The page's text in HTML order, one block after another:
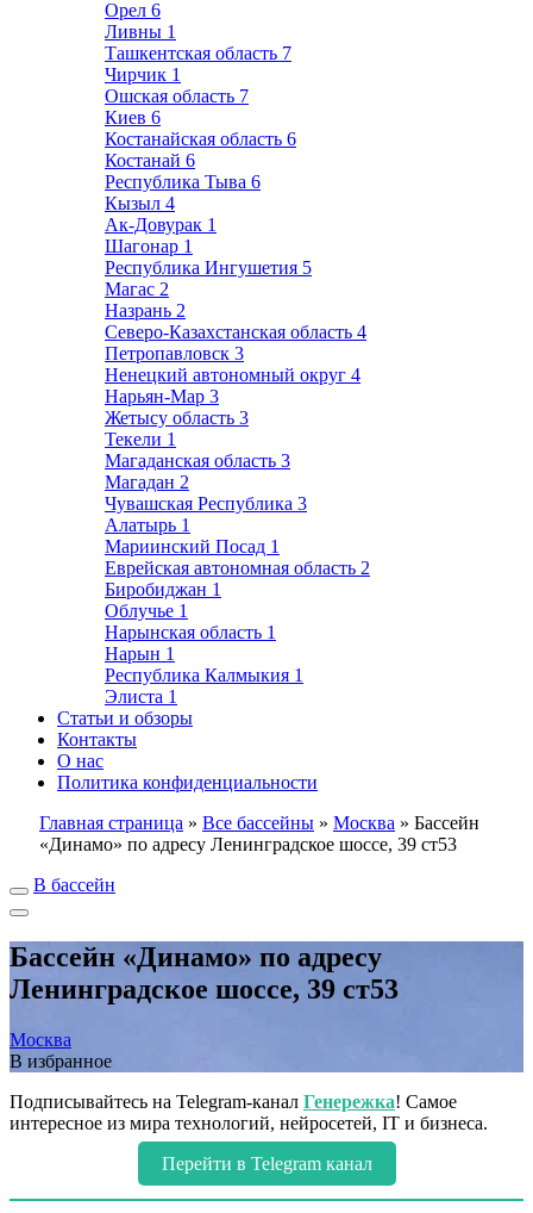
Орел 6
Ливны 1
Ташкентская область 7
Чирчик 1
Ошская область 7
Киев 6
Костанайская область 6
Костанай 6
Республика Тыва 6
Кызыл 4
Ак-Довурак 1
Шагонар 1
Республика Ингушетия 5
Магас 2
Назрань 2
Северо-Казахстанская область 4
Петропавловск 3
Ненецкий автономный округ 4
Нарьян-Мар 3
Жетысу область 3
Текели 1
Магаданская область 3
Магадан 2
Чувашская Республика 3
Алатырь 1
Мариинский Посад 1
Еврейская автономная область 2
Биробиджан 1
Облучье 1
Нарынская область 1
Нарын 1
Республика Калмыкия 1
Элиста 1
Статьи и обзоры
Контакты
О нас
Политика конфиденциальности
Главная страница » Все бассейны » Москва » Бассейн
«Динамо» по адресу Ленинградское шоссе, 39 ст53
В бассейн
Бассейн «Динамо» по адресу
Ленинградское шоссе, 39 ст53
Москва
В избранное
Подписывайтесь на Telegram-канал Генережка! Самое
интересное из мира технологий, нейросетей, IT и бизнеса.
Перейти в Telegram канал